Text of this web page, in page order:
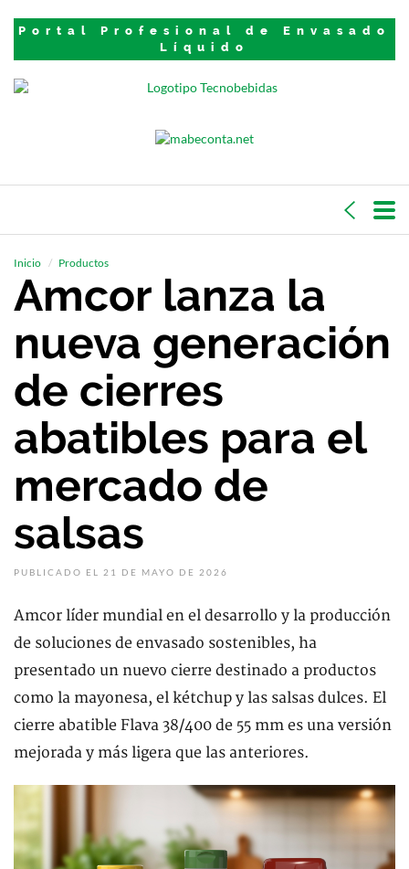
Portal Profesional de Envasado
Líquido
Inicio Productos
Amcor lanza la
nueva generación
de cierres
abatibles para el
mercado de
salsas
PUBLICADO EL 21 DE MAYO DE 2026
Amcor líder mundial en el desarrollo y la producción
de soluciones de envasado sostenibles, ha
presentado un nuevo cierre destinado a productos
como la mayonesa, el kétchup y las salsas dulces. El
cierre abatible Flava 38/400 de 55 mm es una versión
mejorada y más ligera que las anteriores.